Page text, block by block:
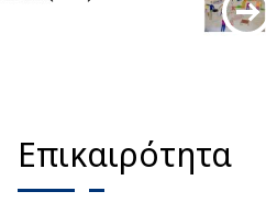
Επικαιρότητα